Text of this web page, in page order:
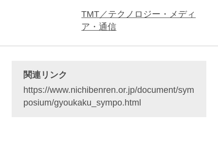
TMT／テクノロジー・メディ
ア・通信
関連リンク
https://www.nichibenren.or.jp/document/sym
posium/gyoukaku_sympo.html